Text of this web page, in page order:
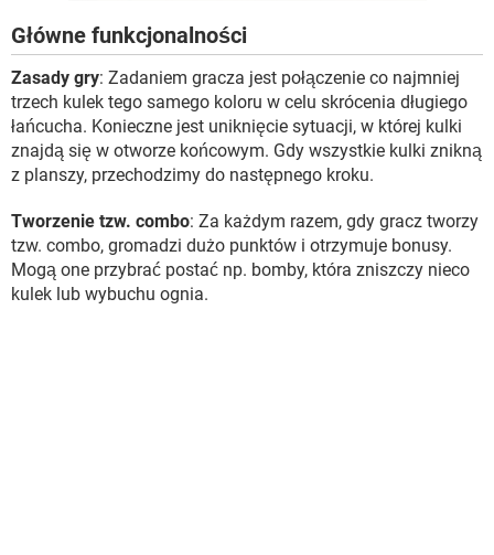
Główne funkcjonalności
Zasady gry: Zadaniem gracza jest połączenie co najmniej
trzech kulek tego samego koloru w celu skrócenia długiego
łańcucha. Konieczne jest uniknięcie sytuacji, w której kulki
znajdą się w otworze końcowym. Gdy wszystkie kulki znikną
z planszy, przechodzimy do następnego kroku.
Tworzenie tzw. combo: Za każdym razem, gdy gracz tworzy
tzw. combo, gromadzi dużo punktów i otrzymuje bonusy.
Mogą one przybrać postać np. bomby, która zniszczy nieco
kulek lub wybuchu ognia.